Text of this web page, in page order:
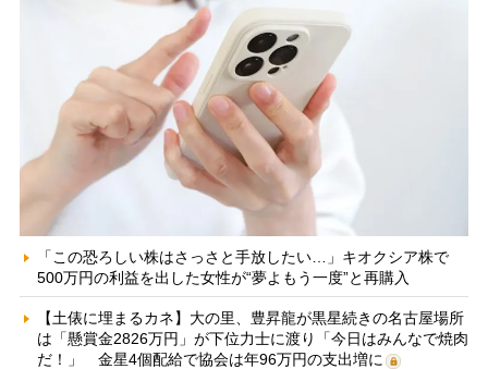
「この恐ろしい株はさっさと手放したい…」キオクシア株で
500万円の利益を出した女性が“夢よもう一度”と再購入
【土俵に埋まるカネ】大の里、豊昇龍が黒星続きの名古屋場所
は「懸賞金2826万円」が下位力士に渡り「今日はみんなで焼肉
だ！」 金星4個配給で協会は年96万円の支出増に